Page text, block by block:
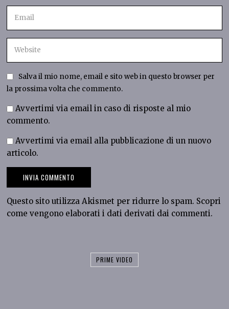
Salva il mio nome, email e sito web in questo browser per
la prossima volta che commento.
Avvertimi via email in caso di risposte al mio
commento.
Avvertimi via email alla pubblicazione di un nuovo
articolo.
Questo sito utilizza Akismet per ridurre lo spam. Scopri
come vengono elaborati i dati derivati dai commenti.
PRIME VIDEO